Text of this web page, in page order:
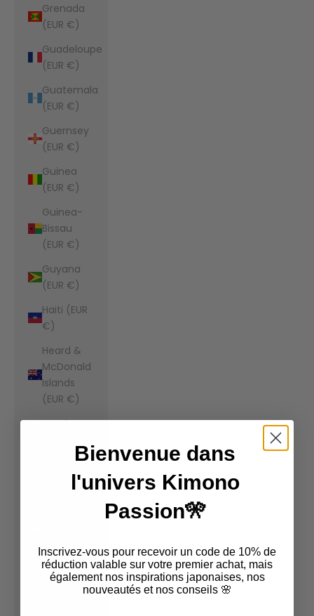
Grenada
(EUR €)
Guadeloupe
(EUR €)
Guatemala
(EUR €)
Guernsey
(EUR €)
Guinea
(EUR €)
Guinea-
Bissau
(EUR €)
Guyana
(EUR €)
Haiti (EUR
€)
Heard &
McDonald
Islands
(EUR €)
Honduras
Hong Kong
SAR (EUR
Iceland
(EUR €)
Bienvenue dans
l'univers Kimono
Passion🎌
Inscrivez-vous pour recevoir un code de 10% de
réduction valable sur votre premier achat, mais
également nos inspirations japonaises, nos
nouveautés et nos conseils 🌸